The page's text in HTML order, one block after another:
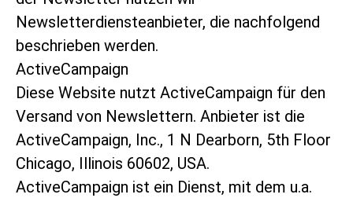
Newsletterdiensteanbieter, die nachfolgend
beschrieben werden.
ActiveCampaign
Diese Website nutzt ActiveCampaign für den
Versand von Newslettern. Anbieter ist die
ActiveCampaign, Inc., 1 N Dearborn, 5th Floor
Chicago, Illinois 60602, USA.
ActiveCampaign ist ein Dienst, mit dem u.a.